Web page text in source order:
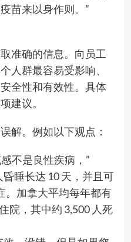
苗来以身作则。”
准确的信息。向员工
人群最容易受影响、
全性和有效性。具体
建议。
解。例如以下观点：
不是良性疾病，”
睡长达 10 天，并且可
。加拿大平均每年都有
院，其中约 3,500 人死